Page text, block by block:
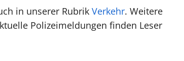
in unserer Rubrik Verkehr. Weitere
Polizeimeldungen finden Leser